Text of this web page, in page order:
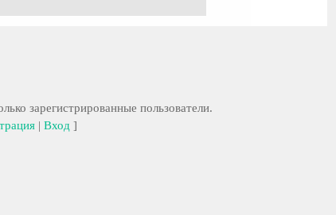
зарегистрированные пользователи.
| Вход]